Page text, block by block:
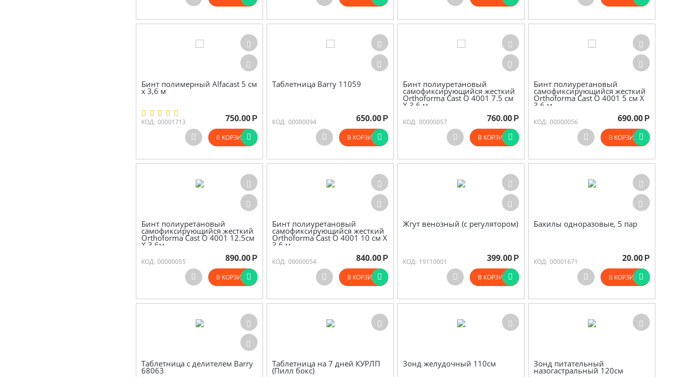
Бинт полимерный Alfacast 5 см
х 3,6 м
КОД: 00001713 750.00 Р
В КОРЗИНУ
Таблетница Barry 11059
КОД: 00000094 650.00 Р
В КОРЗИНУ
Бинт полиуретановый
самофиксирующийся жесткий
Orthoforma Cast O 4001 7.5 см
Х 3.6 м
КОД: 00000057 760.00 Р
В КОРЗИНУ
Бинт полиуретановый
самофиксирующийся жесткий
Orthoforma Cast O 4001 5 см Х
3.6 м
КОД: 00000056 690.00 Р
В КОРЗИНУ
Бинт полиуретановый
самофиксирующийся жесткий
Orthoforma Cast O 4001 12.5см
Х 3.6м
КОД: 00000055 890.00 Р
В КОРЗИНУ
Бинт полиуретановый
самофиксирующийся жесткий
Orthoforma Cast O 4001 10 см Х
3.6 м
КОД: 00000054 840.00 Р
В КОРЗИНУ
Жгут венозный (с регулятором)
КОД: 19110001 399.00 Р
В КОРЗИНУ
Бахилы одноразовые, 5 пар
КОД: 00001671 20.00 Р
В КОРЗИНУ
Таблетница с делителем Barry
68063
Таблетница на 7 дней КУРЛП
(Пилл бокс)
Зонд желудочный 110см Зонд питательный
назогастральный 120см